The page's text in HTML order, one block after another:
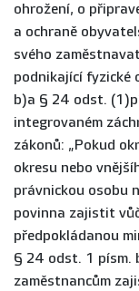
ohrožení, o
a ochraně
svého
podnikající fyzické
b)a § 24 odst.
integrovaném
zákonů: „Pokud
okresu nebo
právnickou osobu
povinna zajistit
předpokládanou
§ 24 odst. 1 písm.
zaměstnancům